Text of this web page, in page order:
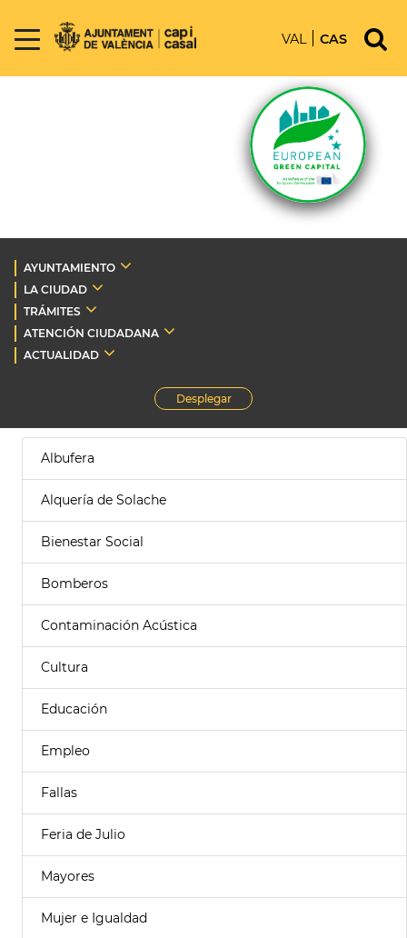
VAL CAS
AYUNTAMIENTO
LA CIUDAD
TRÁMITES
ATENCIÓN CIUDADANA
ACTUALIDAD
Desplegar
Albufera
Alquería de Solache
Bienestar Social
Bomberos
Contaminación Acústica
Cultura
Educación
Empleo
Fallas
Feria de Julio
Mayores
Mujer e Igualdad